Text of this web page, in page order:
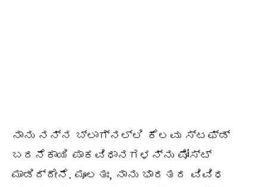
ನಾನು ನನ್ನ ಬ್ಲಾಗ್‌ನಲ್ಲಿ ಕೆಲವು ಸ್ಟಫ್ಡ್
ಬದನೆಕಾಯಿ ಪಾಕವಿಧಾನಗಳನ್ನು ಪೋಸ್ಟ್
ಮಾಡಿದ್ದೇನೆ. ಮೂಲತಃ, ನಾನು ಭಾರತದ ವಿವಿಧ